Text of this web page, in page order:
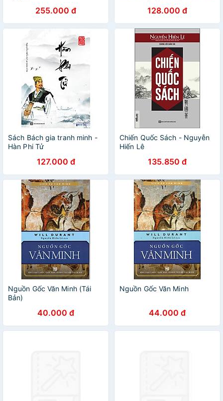
255.000 đ 128.000 đ
Sách Bách gia tranh minh -
Hàn Phi Tử
127.000 đ
Chiến Quốc Sách - Nguyễn
Hiến Lê
135.850 đ
Nguồn Gốc Văn Minh (Tái
Bản)
40.000 đ
Nguồn Gốc Văn Minh
44.000 đ